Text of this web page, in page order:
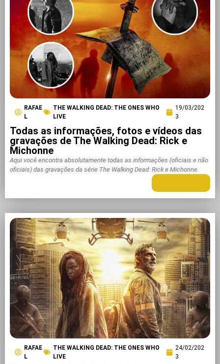
RAFAE
L
THE WALKING DEAD: THE ONES WHO
LIVE
19/03/202
3
Todas as informações, fotos e vídeos das
gravações de The Walking Dead: Rick e
Michonne
Aqui você encontra absolutamente todas as informações (oficiais e não
oficiais) das gravações da série The Walking Dead: Rick e Michonne.
RAFAE
L
THE WALKING DEAD: THE ONES WHO
LIVE
24/02/202
3